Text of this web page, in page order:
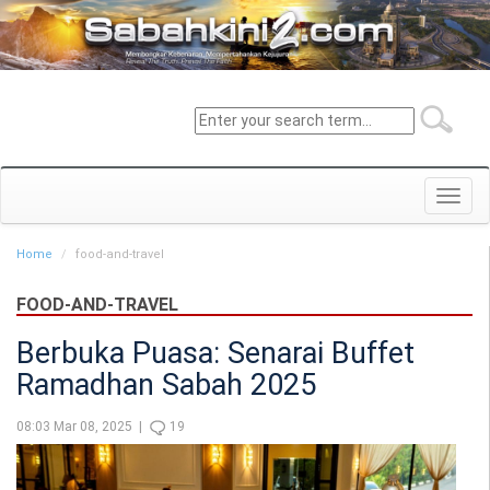
Home food-and-travel
FOOD-AND-TRAVEL
Berbuka Puasa: Senarai Buffet
Ramadhan Sabah 2025
08:03 Mar 08, 2025 | 19